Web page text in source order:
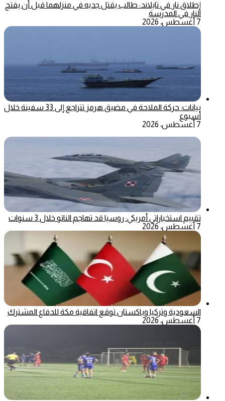
إطلاق نار في تايلاند: طالب يقتل جديه في منزلهما قبل أن يفتح
النار في المدرسة
7 أغسطس، 2026
بيانات: حركة الملاحة في مضيق هرمز تتراجع إلى 33 سفينة خلال
أسبوع
7 أغسطس، 2026
تقييم استخباراتي أمريكي: روسيا قد تهاجم الناتو خلال 3 سنوات
7 أغسطس، 2026
السعودية وتركيا وباكستان توقع اتفاقية مكة للدفاع المشترك
7 أغسطس، 2026